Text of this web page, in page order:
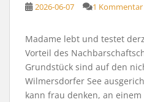
2026-06-07 1 Kommentar
Madame lebt und testet
Vorteil des
Grundstück sind auf den
Wilmersdorfer See
kann frau denken, an